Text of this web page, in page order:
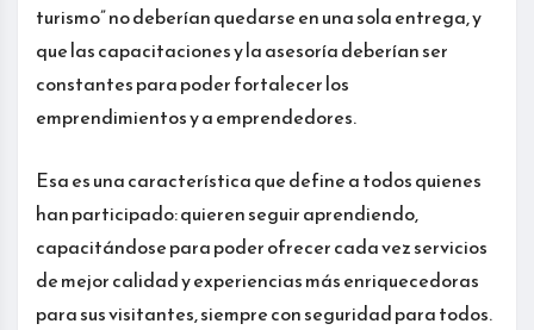
turismo” no deberían quedarse en una sola entrega, y
que las capacitaciones y la asesoría deberían ser
constantes para poder fortalecer los
emprendimientos y a emprendedores.
Esa es una característica que define a todos quienes
han participado: quieren seguir aprendiendo,
capacitándose para poder ofrecer cada vez servicios
de mejor calidad y experiencias más enriquecedoras
para sus visitantes, siempre con seguridad para todos.